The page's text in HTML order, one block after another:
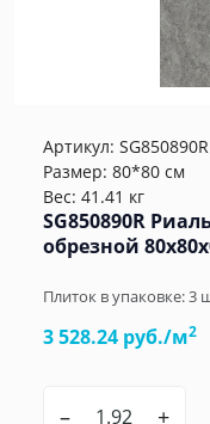
Артикул: SG850890R
Размер: 80*80 см
Вес: 41.41 кг
SG850890R
обрезной
Плиток в упаковке:3
3 528.24 руб./м2
– +